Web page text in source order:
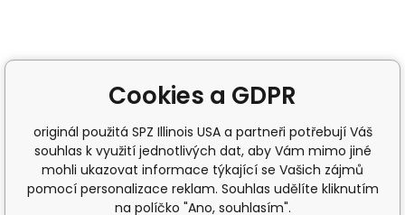
Cookies a GDPR
originál použitá SPZ Illinois USA a partneři potřebují Váš
souhlas k využití jednotlivých dat, aby Vám mimo jiné
mohli ukazovat informace týkající se Vašich zájmů
pomocí personalizace reklam. Souhlas udělíte kliknutím
na políčko "Ano, souhlasím".